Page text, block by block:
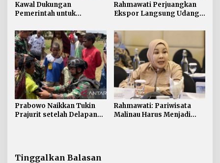
Kawal Dukungan
Pemerintah untuk
Rahmawati Serap Aspirasi
Petani di Desa Gunung
Putih
Rahmawati Perjuangkan
Ekspor Langsung Udang
Prabowo Naikkan Tukin
Prajurit setelah Delapan
Rahmawati: Pariwisata
Malinau Harus Menjadi
Tinggalkan Balasan